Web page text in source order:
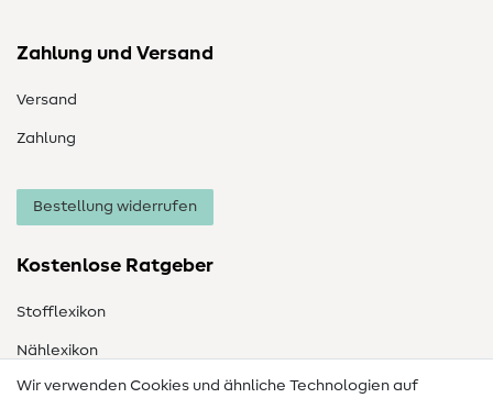
Zahlung und Versand
Versand
Zahlung
Bestellung widerrufen
Kostenlose Ratgeber
Stofflexikon
Nählexikon
Nähanleitungen
Wir verwenden Cookies und ähnliche Technologien auf